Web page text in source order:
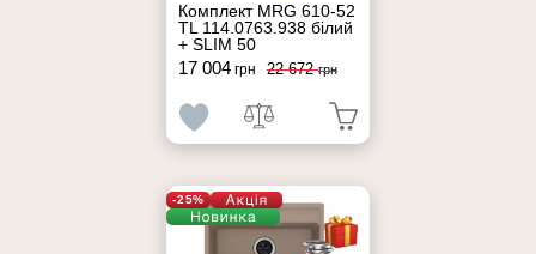
Комплект MRG 610-52
TL 114.0763.938 білий
+ SLIM 50
17 004 грн 22 672грн
-25%